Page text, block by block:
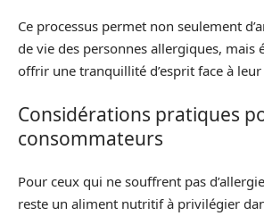
Ce processus permet non seulement
de vie des personnes allergiques, mais
offrir une tranquillité d’esprit face à
Considérations pratiques
consommateurs
Pour ceux qui ne souffrent pas
reste un aliment nutritif à privilégier